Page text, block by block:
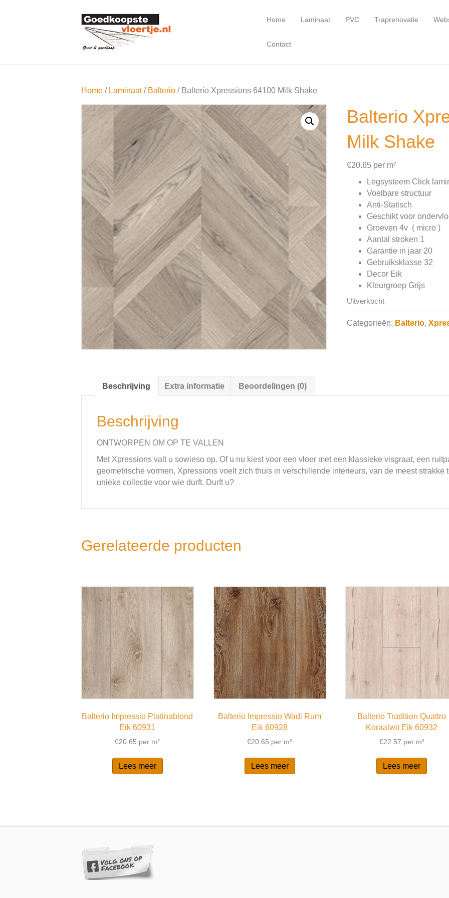
Home Laminaat PVC Traprenovatie
Contact
Home / Laminaat/ Balterio / Balterio Xpressions 64100 Milk Shake
Balterio
Milk Shake
€20.65 per m²
Legsysteem Click
Voelbare structuur
Anti-Statisch
Geschikt voor
Groeven 4v ( micro )
Aantal stroken 1
Garantie in jaar 20
Gebruiksklasse 32
Decor Eik
Kleurgroep Grijs
Uitverkocht
Categorieën: Balterio,
Beschrijving Extra informatie Beoordelingen (0)
Beschrijving
ONTWORPEN OM OP TE VALLEN
Met Xpressions valt u sowieso op. Of u nu kiest voor een vloer met een klassieke visgraat, een
geometrische vormen, Xpressions voelt zich thuis in verschillende interieurs, van de meest strakke
unieke collectie voor wie durft. Durft u?
Gerelateerde producten
Balterio Impressio Platinablond
Eik 60931
€20.65 per m²
Lees meer
Balterio Impressio Wadi Rum
Eik 60928
€20.65 per m²
Lees meer
Balterio Tradition Quattro
Koraalwit Eik 60932
€22.57 per m²
Lees meer